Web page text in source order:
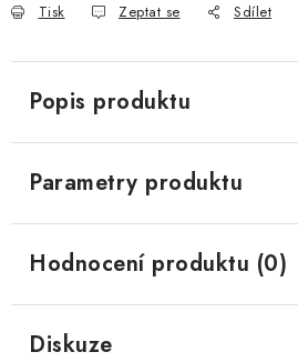
Tisk Zeptat se Sdílet
Popis produktu
Parametry produktu
Hodnocení produktu (0)
Diskuze